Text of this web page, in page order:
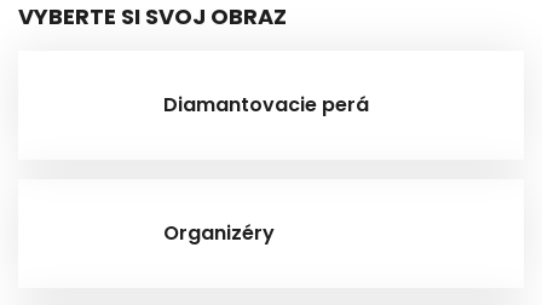
VYBERTE SI SVOJ OBRAZ
Diamantovacie perá
Organizéry